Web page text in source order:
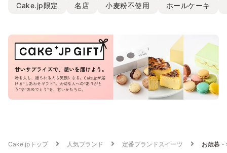
Cake.jp限定 名店 小麦粉不使用 ホールケーキ
Cake.jpトップ 人気ブランド 定番ブランドスイーツ お歳暮